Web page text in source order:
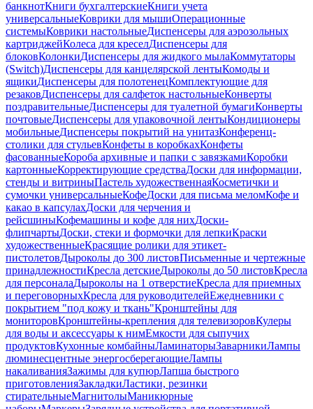
банкнотКниги бухгалтерскиеКниги учета
универсальныеКоврики для мышиОперационные
системыКоврики настольныеДиспенсеры для аэрозольных
картриджейКолеса для креселДиспенсеры для
блоковКолонкиДиспенсеры для жидкого мылаКоммутаторы
(Switch)Диспенсеры для канцелярской лентыКомоды и
ящикиДиспенсеры для полотенецКомплектующие для
резаковДиспенсеры для салфеток настольныеКонверты
поздравительныеДиспенсеры для туалетной бумагиКонверты
почтовыеДиспенсеры для упаковочной лентыКондиционеры
мобильныеДиспенсеры покрытий на унитазКонференц-
столики для стульевКонфеты в коробкахКонфеты
фасованныеКороба архивные и папки с завязкамиКоробки
картонныеКорректирующие средстваДоски для информации,
стенды и витриныПастель художественнаяКосметички и
сумочки универсальныеКофеДоски для письма меломКофе и
какао в капсулахДоски для черчения и
рейсшиныКофемашины и кофе для нихДоски-
флипчартыДоски, стеки и формочки для лепкиКраски
художественныеКрасящие ролики для этикет-
пистолетовДыроколы до 300 листовПисьменные и чертежные
принадлежностиКресла детскиеДыроколы до 50 листовКресла
для персоналаДыроколы на 1 отверстиеКресла для приемных
и переговорныхКресла для руководителейЕжедневники с
покрытием "под кожу и ткань"Кронштейны для
мониторовКронштейны-крепления для телевизоровКулеры
для воды и аксессуары к нимЕмкости для сыпучих
продуктовКухонные комбайныЛаминаторыЗаварникиЛампы
люминесцентные энергосберегающиеЛампы
накаливанияЗажимы для купюрЛапша быстрого
приготовленияЗакладкиЛастики, резинки
стирательныеМагнитолыМаникюрные